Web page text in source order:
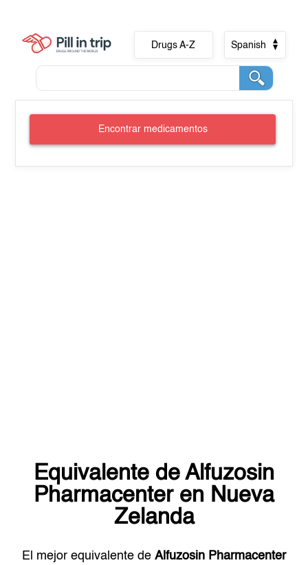
Drugs A-Z Spanish
Encontrar medicamentos
Equivalente de Alfuzosin
Pharmacenteren Nueva
Zelanda
El mejor equivalente de Alfuzosin Pharmacenter